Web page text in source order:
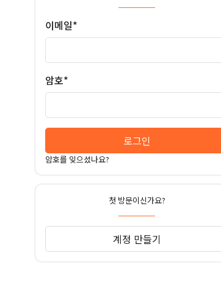
이메일*
암호*
로그인
암호를 잊으셨나요?
첫 방문이신가요?
계정 만들기